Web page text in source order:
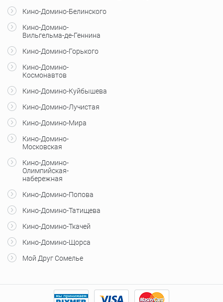
Кино-Домино-Белинского
Кино-Домино-
Вильгельма-де-Геннина
Кино-Домино-Горького
Кино-Домино-
Космонавтов
Кино-Домино-Куйбышева
Кино-Домино-Лучистая
Кино-Домино-Мира
Кино-Домино-
Московская
Кино-Домино-
Олимпийская-
набережная
Кино-Домино-Попова
Кино-Домино-Татищева
Кино-Домино-Ткачей
Кино-Домино-Щорса
Мой Друг Сомелье